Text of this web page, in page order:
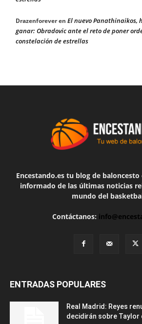
Drazenforeveren El nuevo Panathinaikos,
ganar: Obradovic ante el reto de poner
constelación de estrellas
Encestando.es tu blog de baloncesto
informado de las últimas noticias
mundo del
Contáctanos:
ENTRADAS POPULARES
Real Madrid: Reyes
decidirán sobre Taylor